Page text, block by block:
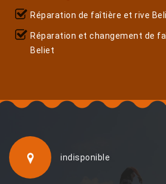
Réparation de faîtière et rive
Réparation et changement de
Beliet
indisponible